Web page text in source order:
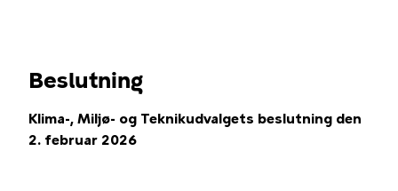
Beslutning
Klima-, Miljø- og Teknikudvalgets beslutning den
2. februar 2026